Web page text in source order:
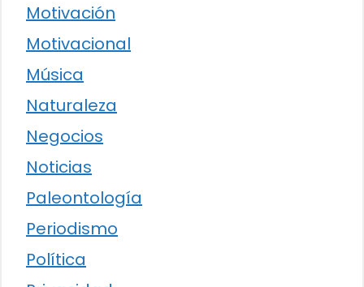
Motivación
Motivacional
Música
Naturaleza
Negocios
Noticias
Paleontología
Periodismo
Política